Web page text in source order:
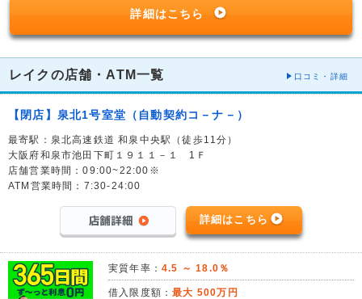
詳細はこちら
レイクの店舗・ATM一覧 口コミ・詳細
【閉店】泉北1号室堂（自動契約コ－ナ－）
最寄駅：泉北高速鉄道 和泉中央駅（徒歩11分）
大阪府和泉市池田下町１９１１－１ 1Ｆ
店舗営業時間：09:00~22:00※
ATM営業時間：7:30-24:00
詳細はこちら
実質年率： 4.5 ～ 18.0％
借入限度額：最大 500万円